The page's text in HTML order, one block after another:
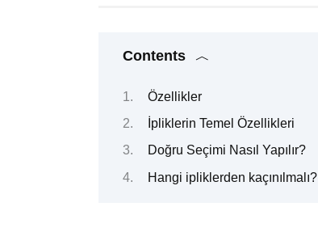
Contents
Özellikler
İpliklerin Temel Özellikleri
Doğru Seçimi Nasıl Yapılır?
Hangi ipliklerden kaçınılmalı?